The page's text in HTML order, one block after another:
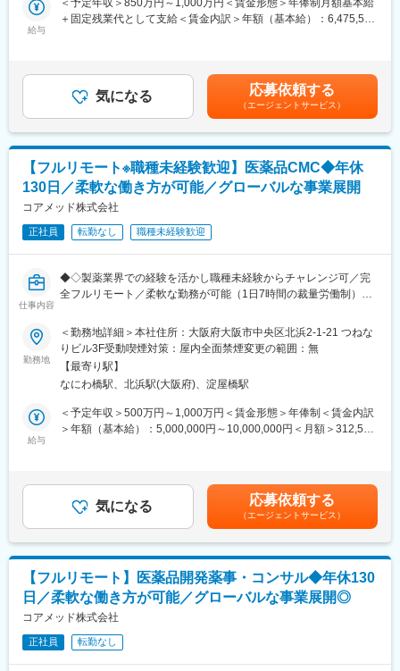
した。管理職における女性比率も63.6%と、ライフイベントの多
い女性も活躍しやすい環境です。正社員の場合、転勤可能性はあ
変更の範囲：会社の定める業務
ストップで支援するサービスも提供しています。
任のPMとして引き継ぎ、体制強化したいと考えております。
■ポジション概要
用設計～問い合わせ対応～データ管理～解析実行～クロージング
（契約/請求）までを一気通貫で推進いただきます。
本ポジションは「研究者」ではなく、
・社内（データサイエンス／開発／オペレーション）
・社外（製薬・医療機関・KOL・CRO等）
を巻き込み、デジタルも活用しながらプロジェクトを前に進める
推進役です。
■担当プロジェクト例
・大学研究室・医療機関と連携した臨床研究支援
※案件は紹介・問い合わせ起点が中心で、アウトバウンドで「取っ
てくる」よりも、引き受けた案件を“成功させる推進”が重要
※1人あたり同時並行：2～3案件程度
■主な業務内容
・PM業務：研究計画作成支援、リクルーティング、オペレーショ
ン設計・実行、問い合わせ対応、データ管理、解析計画、解析実
行
●PSG解析AI／解析クラウド導入支援
・マーケティング計画に基づく導入提案（問い合わせ対応中心）
・テストデータでの精度検証・チューニング、顧客QA
・クロージング、契約書締結、請求管理
●マネージャー候補として
・進行状況・品質のレビュー、プロセスの標準化
・取締役と連携した案件全体の進捗・優先順位設計
給与
＜予定年収＞850万円～1,000万円＜賃金形態＞年俸制月額基本給
＋固定残業代として支給＜賃金内訳＞年額（基本給）：6,475,596
＜昇給有無＞有＜残業手当＞有＜給与補足＞給与改定：年1回スト
ックオプション付与：都度（昨年実績 有）賃金はあくまでも目
安の金額であり、選考を通じて上下する可能性があります。月給
(月額)は固定手当を含めた表記です。
気になる 応募依頼する
（エージェントサービス）
【フルリモート※職種未経験歓迎】医薬品CMC◆年休
130日／柔軟な働き方が可能／グローバルな事業展開
コアメッド株式会社
正社員 転勤なし 職種未経験歓迎
仕事内容
◆◇製薬業界での経験を活かし職種未経験からチャレンジ可／完
全フルリモート／柔軟な勤務が可能（1日7時間の裁量労働制）／
戦略のコンサルティング会社◆◇
■仕事内容：
医薬品開発におけるCMC領域を中心に、コンサルティングおよび
各種申請資料の作成業務をお任せします。
新薬承認に関わる品質・製造・試験に関する戦略立案から資料作
成までを担っていただきます。
る資料の整備・評価・助言・企画の設定
・製造方法/試験方法に関する資料の評価・助言
・安定性試験に関する資料の評価・助言
・外国製造業者認定、原薬等登録等
※クライアントは欧米製薬会社または外資系製薬会社がほとんどで
す。
※プロジェクトは一人で行うのではなく、現社員と共に分担し業務
にあたっていただきます。
勤務地
＜勤務地詳細＞本社住所：大阪府大阪市中央区北浜2-1-21 つねな
りビル3F受動喫煙対策：屋内全面禁煙変更の範囲：無
【最寄り駅】
なにわ橋駅、北浜駅(大阪府)、淀屋橋駅
給与
＜予定年収＞500万円～1,000万円＜賃金形態＞年俸制＜賃金内訳
＞年額（基本給）：5,000,000円～10,000,000円＜月額＞312,500
平均で夏2ヶ月分、冬2ヶ月分）賃金はあくまでも目安の金額であ
り、選考を通じて上下する可能性があります。月給(月額)は固定手
当を含めた表記です。
気になる 応募依頼する
（エージェントサービス）
【フルリモート】医薬品開発薬事・コンサル◆年休130
日／柔軟な働き方が可能／グローバルな事業展開◎
コアメッド株式会社
正社員 転勤なし